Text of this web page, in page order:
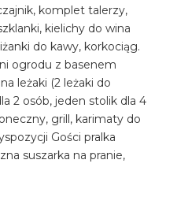
komplet talerzy,
kielichy do wina
do kawy, korkociąg.
ogrodu z basenem
leżaki (2 leżaki do
2 osób, jeden stolik dla 4
grill, karimaty do
Gości pralka
suszarka na pranie,